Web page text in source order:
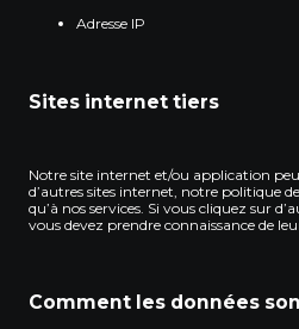
Adresse IP
Sites internet tiers
Notre site internet et/ou application
d’autres sites internet, notre politique
qu’à nos services. Si vous cliquez sur
vous devez prendre connaissance de
Comment les données